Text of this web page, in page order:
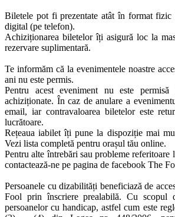
Biletele pot fi prezentate atât în format
digital (pe telefon).
Achiziționarea biletelor îți asigură loc la
rezervare suplimentară.
Te informăm că la evenimentele noastre
ani nu este permis.
Pentru acest eveniment nu este permisă
achiziționate. În caz de anulare a
email, iar contravaloarea biletelor este
lucrătoare.
Rețeaua iabilet îți pune la dispoziție mai
Vezi lista completă pentru orașul tău online.
Pentru alte întrebări sau probleme referitoare
contactează-ne pe pagina de facebook The
Persoanele cu dizabilități beneficiază de
Fool prin înscriere prealabilă. Cu
persoanelor cu handicap, astfel cum este